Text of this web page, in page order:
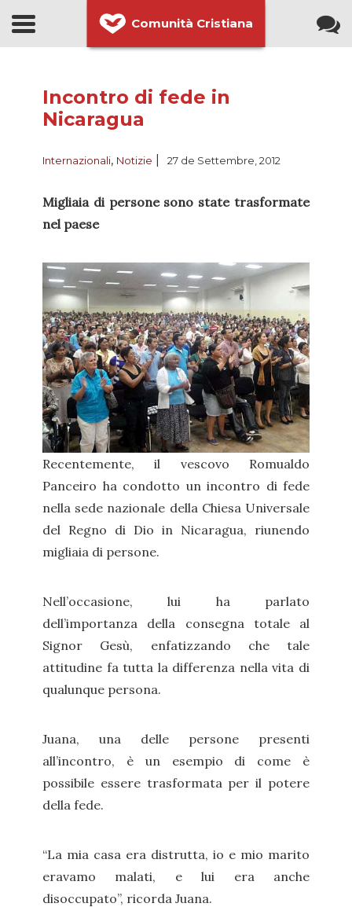
Comunità Cristiana
Incontro di fede in
Nicaragua
Internazionali, Notizie 27 de Settembre, 2012
Migliaia di persone sono state trasformate
nel paese
Recentemente, il vescovo Romualdo
Panceiro ha condotto un incontro di fede
nella sede nazionale della Chiesa Universale
del Regno di Dio in Nicaragua, riunendo
migliaia di persone.
Nell’occasione, lui ha parlato
dell’importanza della consegna totale al
Signor Gesù, enfatizzando che tale
attitudine fa tutta la differenza nella vita di
qualunque persona.
Juana, una delle persone presenti
all’incontro, è un esempio di come è
possibile essere trasformata per il potere
della fede.
“La mia casa era distrutta, io e mio marito
eravamo malati, e lui era anche
disoccupato”, ricorda Juana.